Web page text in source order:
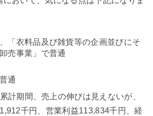
「衣料品及び雑貨等の企画並びにそ
売事業」で普通
通
計期間、売上の伸びは見えないが、
千円、営業利益113,834千円、経